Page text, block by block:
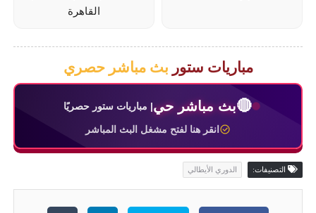
القاهرة
مباريات ستور بث مباشر حصري
🔴بث مباشر حي| مباريات ستور حصريًا
انقر هنا لفتح مشغل البث المباشر
التصنيفات: الدوري الأيطالي